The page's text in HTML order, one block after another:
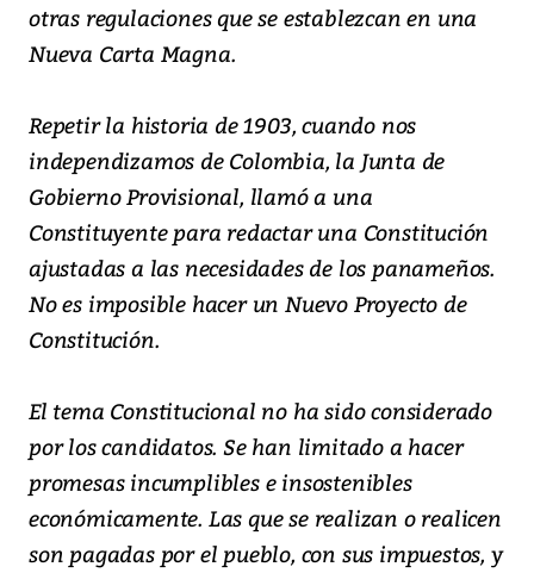
otras regulaciones que se establezcan en una
Nueva Carta Magna.
Repetir la historia de 1903, cuando nos
independizamos de Colombia, la Junta de
Gobierno Provisional, llamó a una
Constituyente para redactar una Constitución
ajustadas a las necesidades de los panameños.
No es imposible hacer un Nuevo Proyecto de
Constitución.
El tema Constitucional no ha sido considerado
por los candidatos. Se han limitado a hacer
promesas incumplibles e insostenibles
económicamente. Las que se realizan o realicen
son pagadas por el pueblo, con sus impuestos, y